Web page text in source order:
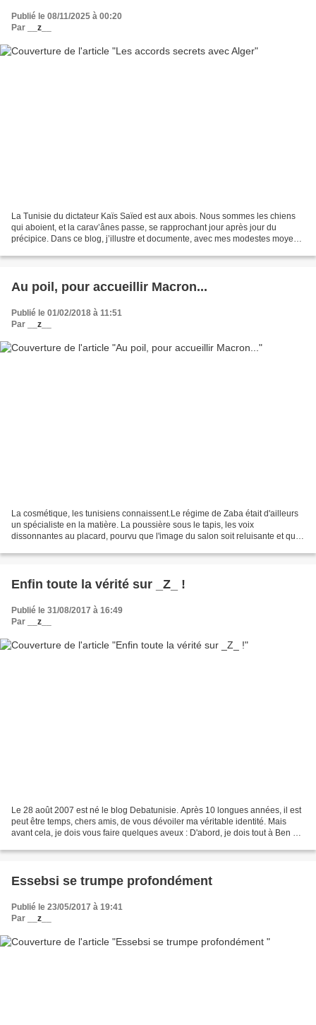
Publié le 08/11/2025 à 00:20
Par
__z__
La Tunisie du dictateur Kaïs Saïed est aux abois. Nous sommes les chiens
qui aboient, et la carav’ânes passe, se rapprochant jour après jour du
précipice. Dans ce blog, j’illustre et documente, avec mes modestes moyens,
Au poil, pour accueillir Macron...
Publié le 01/02/2018 à 11:51
Par
__z__
La cosmétique, les tunisiens connaissent.Le régime de Zaba était d'ailleurs
un spécialiste en la matière. La poussière sous le tapis, les voix
dissonnantes au placard, pourvu que l'image du salon soit reluisante et que
Enfin toute la vérité sur _Z_ !
Publié le 31/08/2017 à 16:49
Par
__z__
Le 28 août 2007 est né le blog Debatunisie. Après 10 longues années, il est
peut être temps, chers amis, de vous dévoiler ma véritable identité. Mais
avant cela, je dois vous faire quelques aveux : D'abord, je dois tout à Ben Ali.
Essebsi se trumpe profondément
Publié le 23/05/2017 à 19:41
Par
__z__